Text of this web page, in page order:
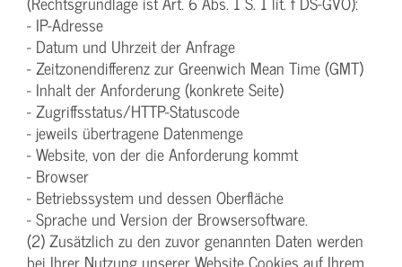
- IP-Adresse
- Datum und Uhrzeit der Anfrage
- Zeitzonendifferenz zur Greenwich Mean Time (GMT)
- Inhalt der Anforderung (konkrete Seite)
- Zugriffsstatus/HTTP-Statuscode
- jeweils übertragene Datenmenge
- Website, von der die Anforderung kommt
- Browser
- Betriebssystem und dessen Oberfläche
- Sprache und Version der Browsersoftware.
(2) Zusätzlich zu den zuvor genannten Daten werden